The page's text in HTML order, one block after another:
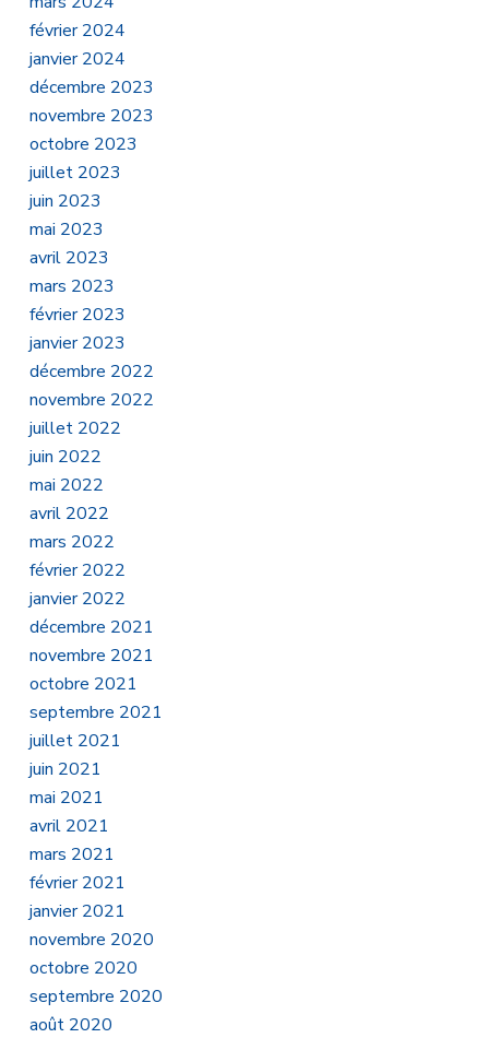
février 2024
janvier 2024
décembre 2023
novembre 2023
octobre 2023
juillet 2023
juin 2023
mai 2023
avril 2023
mars 2023
février 2023
janvier 2023
décembre 2022
novembre 2022
juillet 2022
juin 2022
mai 2022
avril 2022
mars 2022
février 2022
janvier 2022
décembre 2021
novembre 2021
octobre 2021
septembre 2021
juillet 2021
juin 2021
mai 2021
avril 2021
mars 2021
février 2021
janvier 2021
novembre 2020
octobre 2020
septembre 2020
août 2020